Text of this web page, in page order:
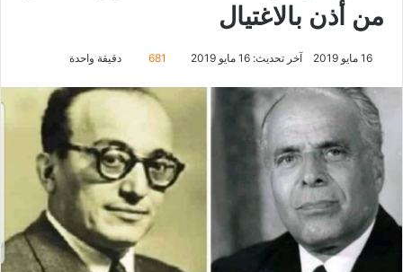
من أذن بالاغتيال
16 مايو 2019 آخر تحديث: 16 مايو 2019 681 دقيقة واحدة